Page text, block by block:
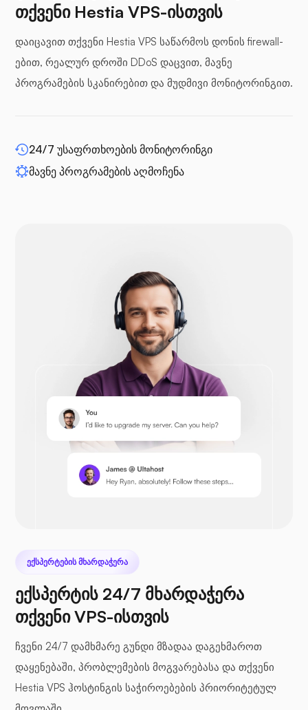
ბუფერული პანელები
WP-გაფართოება
Opencart
პრესტაშოპი
ზღვის ფაილი
თქვენი Hestia VPS-ისთვის
დაიცავით თქვენი Hestia VPS საწარმოს დონის firewall-
ებით, რეალურ დროში DDoS დაცვით, მავნე
პროგრამების სკანირებით და მუდმივი მონიტორინგით.
24/7 უსაფრთხოების მონიტორინგი
მავნე პროგრამების აღმოჩენა
ᲔᲥᲡᲞᲔᲠᲢᲔᲑᲘᲡ ᲛᲮᲐᲠᲓᲐᲭᲔᲠᲐ
ექსპერტის 24/7 მხარდაჭერა
თქვენი VPS-ისთვის
ჩვენი 24/7 დამხმარე გუნდი მზადაა დაგეხმაროთ
დაყენებაში, პრობლემების მოგვარებასა და თქვენი
Hestia VPS ჰოსტინგის საჭიროებების პრიორიტეტულ